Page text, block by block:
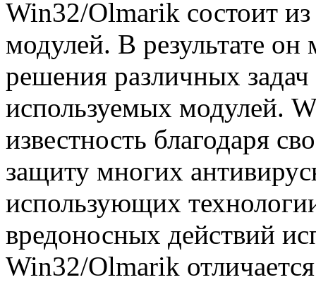
Win32/Olmarik состоит
модулей. В результате
решения различных задач
используемых модулей.
известность благодаря
защиту многих
использующих
вредоносных действий
Win32/Olmarik